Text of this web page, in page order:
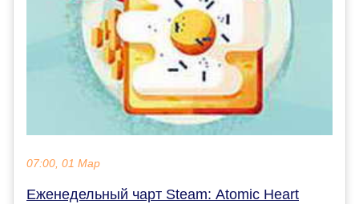
07:00, 01 Мар
Еженедельный чарт Steam: Atomic Heart